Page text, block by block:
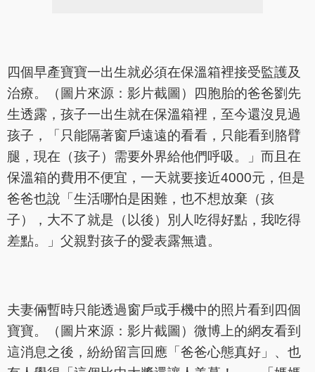
四個早產寶寶一出生就必須在保溫箱裡接受監護及
治療。（圖片來源：影片截圖）四胞胎的爸爸劉先
生透露，孩子一出生就在保溫箱裡，至今還沒見過
孩子，「只能隔著窗戶遠遠的看看，只能看到胳臂
腿，現在（孩子）需要外界給他們呼吸。」而且在
保溫箱的費用不便宜，一天就要接近4000元，但是
爸爸也說「生活哪怕是困難，也不想放棄（孩
子），大不了就是（以後）別人吃得好點，我吃得
差點。」父親對孩子的愛表露無遺。
夫妻倆暫時只能透過窗戶或手機中的照片看到四個
寶寶。（圖片來源：影片截圖）微博上的網友看到
這消息之後，紛紛留言回應「爸爸心態真好」、也